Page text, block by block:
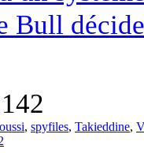
142
, spyfiles, Takieddine,